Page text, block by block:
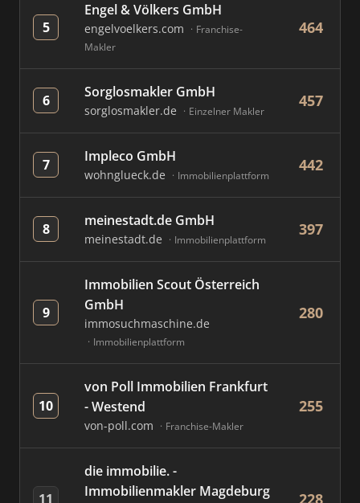
5
Engel & Völkers GmbH
engelvoelkers.com
Franchise-
Makler
464
6 Sorglosmakler GmbH
sorglosmakler.de Einzelner Makler
457
7 Impleco GmbH
wohnglueck.de Immobilienplattform
442
8 meinestadt.de GmbH
meinestadt.de Immobilienplattform
397
9
Immobilien Scout Österreich
GmbH
immosuchmaschine.de
Immobilienplattform
280
10
von Poll Immobilien Frankfurt
- Westend
von-poll.com Franchise-Makler
255
11
die immobilie. -
Immobilienmakler Magdeburg
228